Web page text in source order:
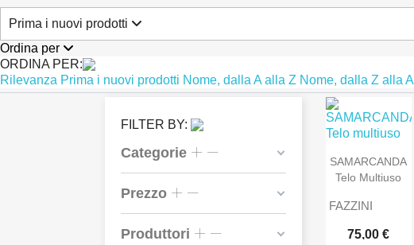
Prima i nuovi prodotti
Ordina per
ORDINA PER:
Rilevanza Prima i nuovi prodotti Nome, dalla A alla Z Nome, dalla Z alla A
FILTER BY:
Categorie
Prezzo
Produttori
SAMARCANDA
Telo Multiuso
FAZZINI
75,00 €